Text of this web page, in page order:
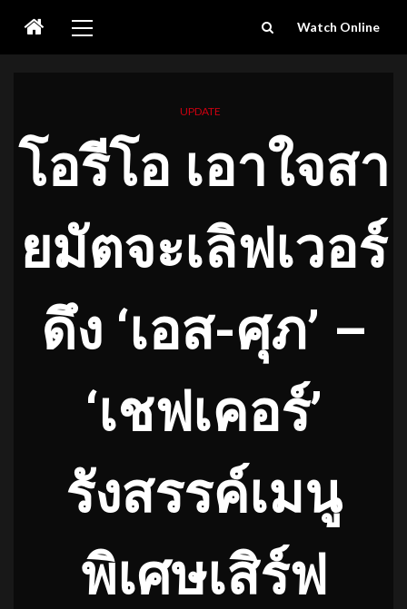
Menu
Watch Online
UPDATE
โอรีโอ เอาใจสา
ยมัตจะเลิฟเวอร์
ดึง ‘เอส-ศุภ’ –
‘เชฟเคอร์’
รังสรรค์เมนู
พิเศษเสิร์ฟ